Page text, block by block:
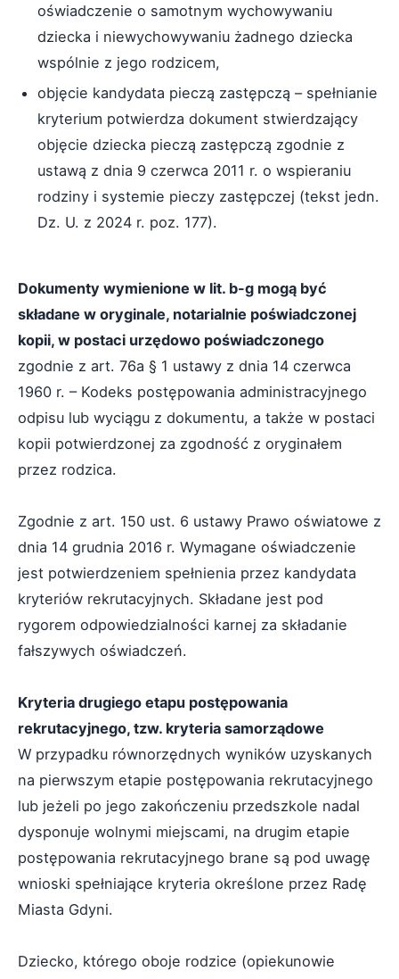
oświadczenie o samotnym wychowywaniu
dziecka i niewychowywaniu żadnego dziecka
wspólnie z jego rodzicem,
objęcie kandydata pieczą zastępczą – spełnianie
kryterium potwierdza dokument stwierdzający
objęcie dziecka pieczą zastępczą zgodnie z
ustawą z dnia 9 czerwca 2011 r. o wspieraniu
rodziny i systemie pieczy zastępczej (tekst jedn.
Dz. U. z 2024 r. poz. 177).
Dokumenty wymienione w lit. b-g mogą być
składane w oryginale, notarialnie poświadczonej
kopii, w postaci urzędowo poświadczonego
zgodnie z art. 76a § 1 ustawy z dnia 14 czerwca
1960 r. – Kodeks postępowania administracyjnego
odpisu lub wyciągu z dokumentu, a także w postaci
kopii potwierdzonej za zgodność z oryginałem
przez rodzica.
Zgodnie z art. 150 ust. 6 ustawy Prawo oświatowe z
dnia 14 grudnia 2016 r. Wymagane oświadczenie
jest potwierdzeniem spełnienia przez kandydata
kryteriów rekrutacyjnych. Składane jest pod
rygorem odpowiedzialności karnej za składanie
fałszywych oświadczeń.
Kryteria drugiego etapu postępowania
rekrutacyjnego, tzw. kryteria samorządowe
W przypadku równorzędnych wyników uzyskanych
na pierwszym etapie postępowania rekrutacyjnego
lub jeżeli po jego zakończeniu przedszkole nadal
dysponuje wolnymi miejscami, na drugim etapie
postępowania rekrutacyjnego brane są pod uwagę
wnioski spełniające kryteria określone przez Radę
Miasta Gdyni.
Dziecko, którego oboje rodzice (opiekunowie